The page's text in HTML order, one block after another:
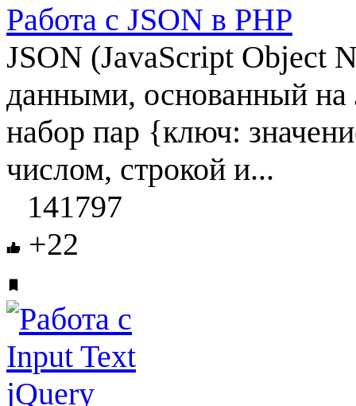
Работа с JSON в PHP
JSON (JavaScript Object
данными, основанный на
набор пар {ключ:
числом, строкой и...
141797
+22